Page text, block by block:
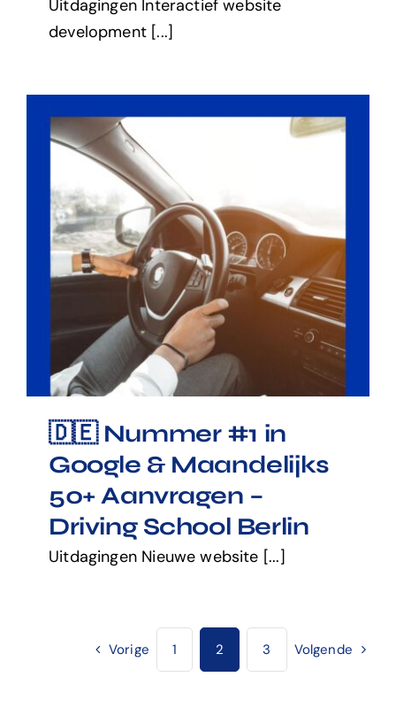
Uitdagingen Interactief website
development [...]
🇩🇪 Nummer #1 in Google &
Maandelijks 50+ Aanvragen
– Driving School Berlin
🇩🇪 Nummer #1 in
Google & Maandelijks
50+ Aanvragen –
Driving School Berlin
Uitdagingen Nieuwe website [...]
Vorige 1 2 3 Volgende